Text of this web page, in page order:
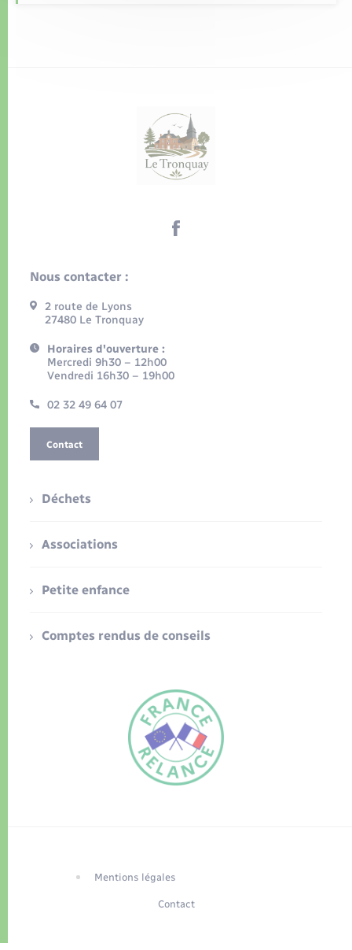
Nous contacter :
2 route de Lyons
27480 Le Tronquay
Horaires d'ouverture :
Mercredi 9h30 – 12h00
Vendredi 16h30 – 19h00
02 32 49 64 07
Contact
Déchets
Associations
Petite enfance
Comptes rendus de conseils
Mentions légales
Contact